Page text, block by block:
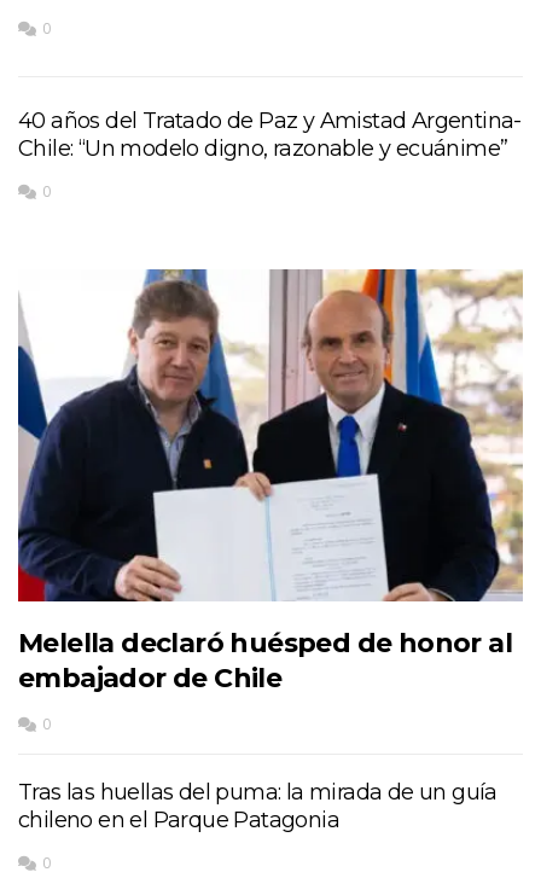
0
40 años del Tratado de Paz y Amistad Argentina-
Chile: “Un modelo digno, razonable y ecuánime”
0
Melella declaró huésped de honor al
embajador de Chile
0
Tras las huellas del puma: la mirada de un guía
chileno en el Parque Patagonia
0